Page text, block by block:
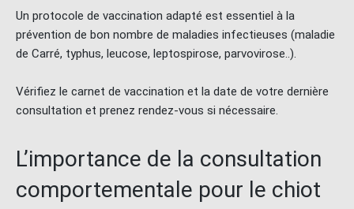
Un protocole de vaccination adapté est essentiel à la
prévention de bon nombre de maladies infectieuses (maladie
de Carré, typhus, leucose, leptospirose, parvovirose..).
Vérifiez le carnet de vaccination et la date de votre dernière
consultation et prenez rendez-vous si nécessaire.
L’importance de la consultation
comportementale pour le chiot